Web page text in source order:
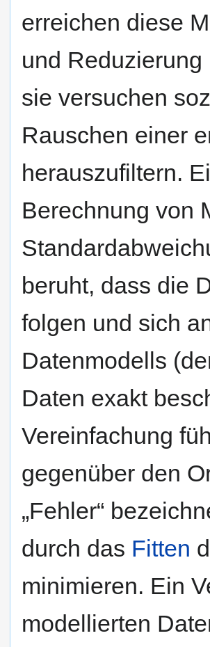
erreichen diese
und
sie versuchen
Rauschen einer
herauszufiltern.
Berechnung von
beruht, dass die
folgen und sich
Datenmodells
Daten exakt
Vereinfachung
gegenüber den
„Fehler“
durch das Fitten
minimieren. Ein
modellierten